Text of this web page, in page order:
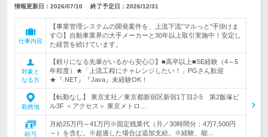
情報更新日：2026/07/10 終了予定日： 2026/12/31
仕事内容
【事業管理システムの開発案件を、上流下流”マルっと”手掛けま
す◎】自動車業界の大手メーカーと30年以上取引実施中！安定し
た経営を続けています。
対象と
なる方
【頼りになる先輩がいるから安心◎】■高卒以上■SE経験（4～5
年程度）★「上流工程にチャレンジしたい！」PGさん歓迎
★『.NET』『Java』未経験OK！
勤務地
【転勤なし】 東京支社／東京都新宿区新宿1丁目2-5 第2飯塚ビ
ル3F ＜アクセス＞ 東京メトロ…
給与
月給25万円～41万円※固定残業代（月／30時間分：4万7,500円
～）を含む。※超過した場合は追加支給。※経験、能…